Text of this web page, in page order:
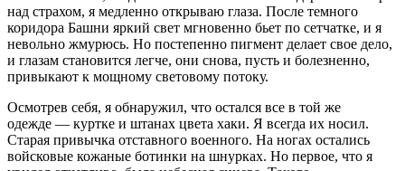
над страхом, я медленно открываю глаза. После темного
коридора Башни яркий свет мгновенно бьет по сетчатке, и я
невольно жмурюсь. Но постепенно пигмент делает свое дело,
и глазам становится легче, они снова, пусть и болезненно,
привыкают к мощному световому потоку.
Осмотрев себя, я обнаружил, что остался все в той же
одежде — куртке и штанах цвета хаки. Я всегда их носил.
Старая привычка отставного военного. На ногах остались
войсковые кожаные ботинки на шнурках. Но первое, что я